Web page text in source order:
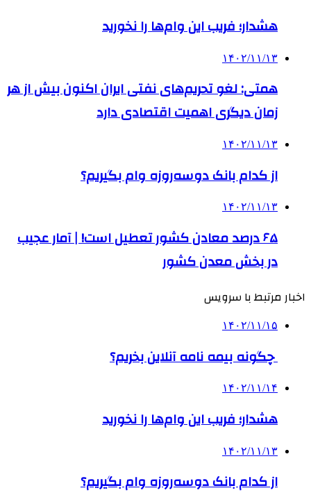
هشدار؛ فریب این وام‌ها را نخورید
۱۴۰۲/۱۱/۱۳
همتی: لغو تحریم‌های نفتی ایران اکنون بیش از هر
زمان دیگری اهمیت اقتصادی دارد
۱۴۰۲/۱۱/۱۳
از کدام بانک دوسه‌روزه وام بگیریم؟
۱۴۰۲/۱۱/۱۳
۶۵ درصد معادن کشور تعطیل است! | آمار عجیب
در بخش معدن کشور
اخبار مرتبط با سرویس
۱۴۰۲/۱۱/۱۵
چگونه بیمه‌ نامه آنلاین بخریم؟
۱۴۰۲/۱۱/۱۴
هشدار؛ فریب این وام‌ها را نخورید
۱۴۰۲/۱۱/۱۳
از کدام بانک دوسه‌روزه وام بگیریم؟